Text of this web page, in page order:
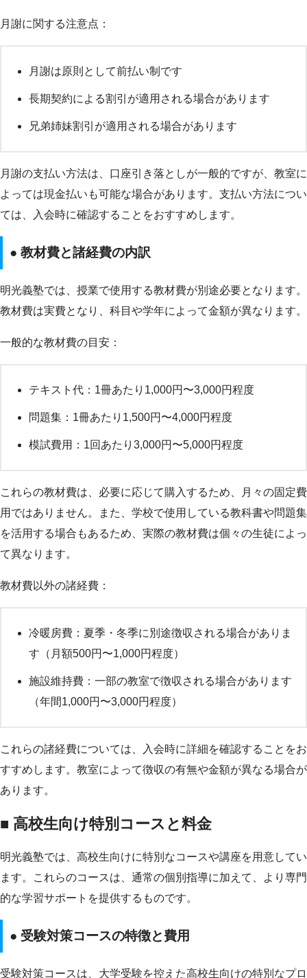
月謝に関する注意点：
月謝は原則として前払い制です
長期契約による割引が適用される場合があります
兄弟姉妹割引が適用される場合があります
月謝の支払い方法は、口座引き落としが一般的ですが、教室に
よっては現金払いも可能な場合があります。支払い方法につい
ては、入会時に確認することをおすすめします。
● 教材費と諸経費の内訳
明光義塾では、授業で使用する教材費が別途必要となります。
教材費は実費となり、科目や学年によって金額が異なります。
一般的な教材費の目安：
テキスト代：1冊あたり1,000円〜3,000円程度
問題集：1冊あたり1,500円〜4,000円程度
模試費用：1回あたり3,000円〜5,000円程度
これらの教材費は、必要に応じて購入するため、月々の固定費
用ではありません。また、学校で使用している教科書や問題集
を活用する場合もあるため、実際の教材費は個々の生徒によっ
て異なります。
教材費以外の諸経費：
冷暖房費：夏季・冬季に別途徴収される場合がありま
す（月額500円〜1,000円程度）
施設維持費：一部の教室で徴収される場合があります
（年間1,000円〜3,000円程度）
これらの諸経費については、入会時に詳細を確認することをお
すすめします。教室によって徴収の有無や金額が異なる場合が
あります。
■ 高校生向け特別コースと料金
明光義塾では、高校生向けに特別なコースや講座を用意してい
ます。これらのコースは、通常の個別指導に加えて、より専門
的な学習サポートを提供するものです。
● 受験対策コースの特徴と費用
受験対策コースは、大学受験を控えた高校生向けの特別なプロ